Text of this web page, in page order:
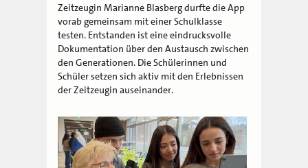
Zeitzeugin Marianne Blasberg durfte die App
vorab gemeinsam mit einer Schulklasse
testen. Entstanden ist eine eindrucksvolle
Dokumentation über den Austausch zwischen
den Generationen. Die Schülerinnen und
Schüler setzen sich aktiv mit den Erlebnissen
der Zeitzeugin auseinander.